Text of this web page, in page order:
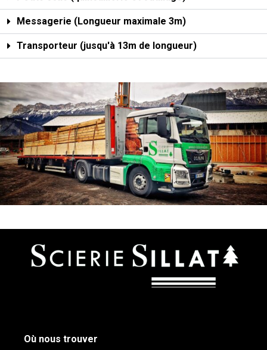
Messagerie (Longueur maximale 3m)
Transporteur (jusqu'à 13m de longueur)
Où nous trouver